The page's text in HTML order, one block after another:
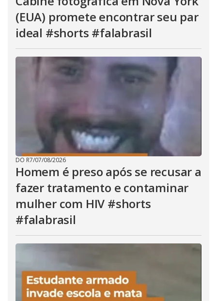
(EUA) promete encontrar seu par
ideal #shorts #falabrasil
DO R7/07/08/2026
Homem é preso após se recusar a
fazer tratamento e contaminar
mulher com HIV #shorts
#falabrasil